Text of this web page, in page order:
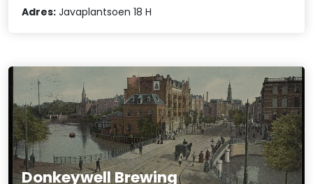
Adres: Javaplantsoen 18 H
Donkeywell Brewing